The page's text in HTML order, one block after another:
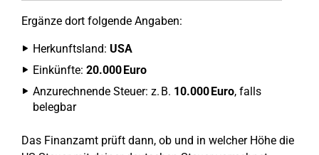
Ergänze dort folgende Angaben:
Herkunftsland: USA
Einkünfte: 20.000 Euro
Anzurechnende Steuer: z. B. 10.000 Euro, falls
belegbar
Das Finanzamt prüft dann, ob und in welcher Höhe die